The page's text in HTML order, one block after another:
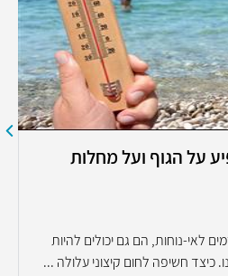
על הגוף ועל מחלות
לאי-נוחות, הם גם יכולים להיות
כיצד חשיפה לחום קיצוני עלולה ...